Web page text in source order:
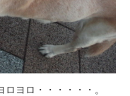
ヨロ・・・・・・。